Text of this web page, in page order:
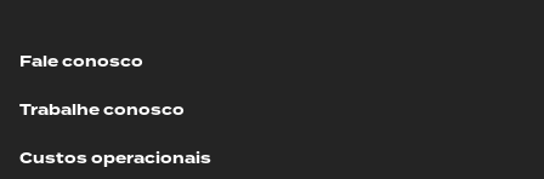
Fale conosco
Trabalhe conosco
Custos operacionais